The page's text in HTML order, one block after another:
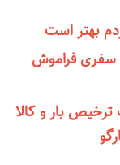
بهتر است
سفری فراموش
بار و کالا